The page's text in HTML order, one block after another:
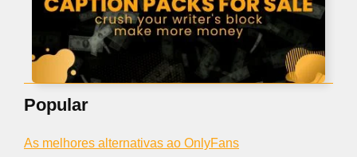
Popular
As melhores alternativas ao OnlyFans